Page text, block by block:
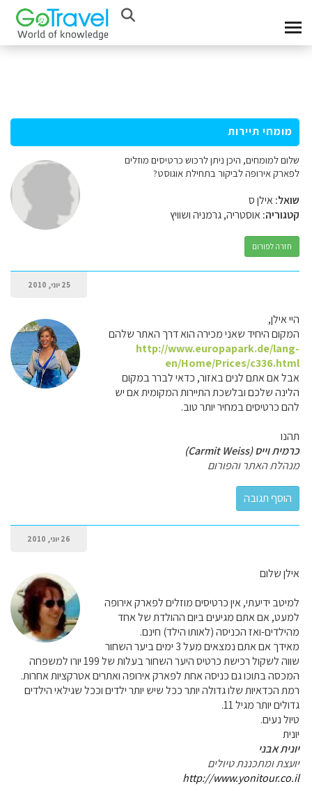
מומחי תיירות
שלום למומחים, היכן ניתן לרכוש כרטיסים מוזלים
לפארק אירופה לביקור בתחילת אוגוסט?
שואל:אילן ס
קטגוריה:אוסטריה, גרמניה ושוויץ
חזרה לפורום
25 יוני, 2010
היי אילן,
המקום היחיד שאני מכירה הוא דרך האתר שלהם
http://www.europapark.de/lang-
en/Home/Prices/c336.html
אבל אם אתם לנים באזור, כדאי לברר במקום
הלינה שלכם ובלשכת התיירות המקומית אם יש
להם כרטיסים במחיר יותר טוב.
תהנו
כרמית וייס (Carmit Weiss)
מנהלת האתר והפורום
26 יוני, 2010
אילן שלום
למיטב ידיעתי, אין כרטיסים מוזלים לפארק אירופה
למעט, אם אתם מגיעים ביום ההולדת של אחד
מהילדים-ואז הכניסה (לאותו הילד) חינם.
מאידך אם אתם נמצאים מעל 3 ימים ביער השחור
שווה לשקול רכישת כרטיס היער השחור בעלות של 199 יורו למשפחה
המכסה בתוכו גם כניסה אחת לפארק אירופה ואתרים אטרקציות אחרות.
רמת הכדאיות שלו גדולה יותר ככל שיש יותר ילדים וככל שגילאי הילדים
גדולים יותר מגיל 11.
טיול נעים.
יונית
יונית אבני
יועצת ומתכננת טיולים
http://www.yonitour.co.il